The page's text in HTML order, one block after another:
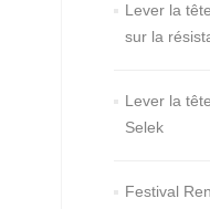
Lever la
sur la
Lever la
Selek
Festival